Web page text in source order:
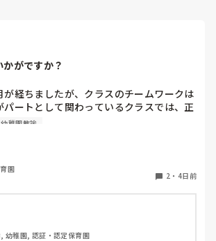
がですか？
が経ちましたが、クラスのチームワークは
パートとして関わっているクラスでは、正
ておらずギクシャクしています。ボス的な
う少しチーム保育が出来たら肩の力が抜け
なぁと思います。
幼稚園教諭
園
2 ・ 4日前
幼稚園, 認証・認定保育園